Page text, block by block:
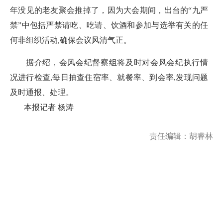
年没见的老友聚会推掉了，因为大会期间，出台的“九严
禁”中包括严禁请吃、吃请、饮酒和参加与选举有关的任
何非组织活动,确保会议风清气正。
据介绍，会风会纪督察组将及时对会风会纪执行情
况进行检查,每日抽查住宿率、就餐率、到会率,发现问题
及时通报、处理。
本报记者 杨涛
责任编辑：胡睿林